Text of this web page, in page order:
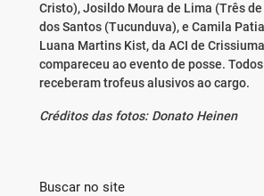
Cristo), Josildo Moura de Lima (Três
dos Santos (Tucunduva), e Camila
Luana Martins Kist, da ACI de
compareceu ao evento de posse.
receberam trofeus alusivos ao cargo.
Créditos das fotos: Donato Heinen
Buscar no site